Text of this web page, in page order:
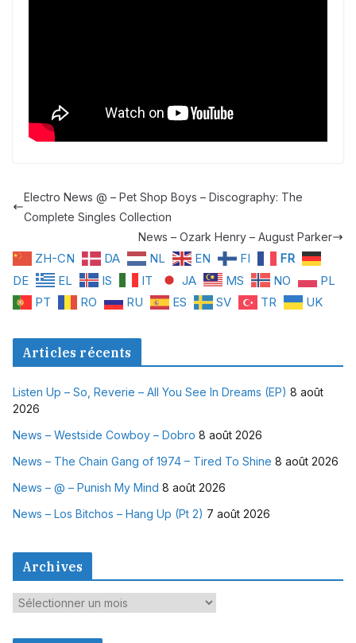
Electro News @ – Pet Shop Boys – Discography: The
Complete Singles Collection
News – Ozark Henry – August Parker
ZH-CN DA NL EN FI
FR
DE
EL IS IT JA MS NO
PL
PT
RO RU ES SV TR UK
Articles récents
Listen Up – So, Reverie – All You See In Dreams (EP) 8 août
2026
News – Westside Cowboy – Dobro 8 août 2026
News – The Chain Gang of 1974 – Tired To Shine 8 août 2026
News – @ – Punish My Mind 8 août 2026
News – Los Bitchos – Hang Up (Pt 2) 7 août 2026
Archives
A